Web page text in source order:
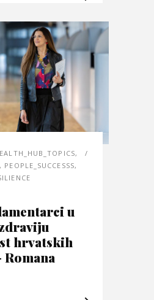
,
, PEOPLE_SUCCESSS,
u
hrvatskih